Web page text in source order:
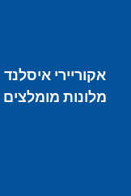
אקוריירי איסלנד
מלונות מומלצים